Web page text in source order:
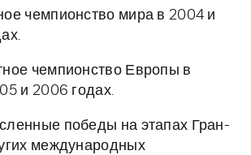
чемпионство мира в 2004 и
чемпионство Европы в
и 2006 годах.
победы на этапах Гран-
международных